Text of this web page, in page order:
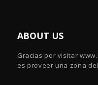
ABOUT US
Gracias por visitar
es proveer una zona